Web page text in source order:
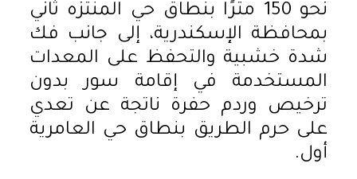
نحو 150 مترًا بنطاق حي المنتزه ثاني
بمحافظة الإسكندرية، إلى جانب فك
شدة خشبية والتحفظ على المعدات
المستخدمة في إقامة سور بدون
ترخيص وردم حفرة ناتجة عن تعدي
على حرم الطريق بنطاق حي العامرية
أول.